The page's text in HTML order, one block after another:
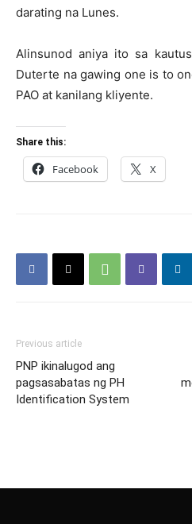
darating na Lunes.
Alinsunod aniya ito sa
Duterte na gawing one is to
PAO at kanilang kliyente.
Share this:
Facebook X
Previous article
PNP ikinalugod ang
pagsasabatas ng PH
Identification System